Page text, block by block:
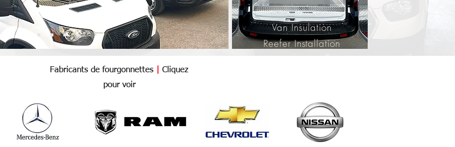
Van Insulation
Reefer Installation
Fabricants de fourgonnettes
Cliquez
pour voir